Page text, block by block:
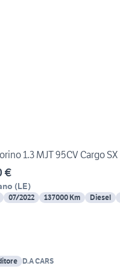
1.3 MJT 95CV Cargo SX
€
(LE)
07/2022 137000 Km Diesel
D.A CARS